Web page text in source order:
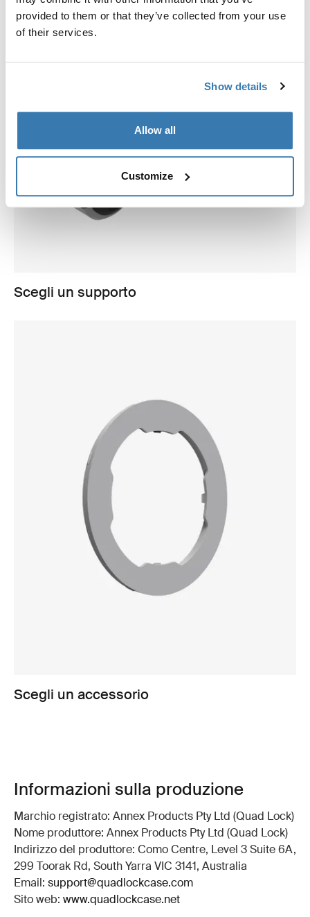
provided to them or that they’ve collected from your use
of their services.
Show details
Allow all
Customize
Scegli un supporto
Scegli un accessorio
Informazioni sulla produzione
Marchio registrato: Annex Products Pty Ltd (Quad Lock)
Nome produttore: Annex Products Pty Ltd (Quad Lock)
Indirizzo del produttore: Como Centre, Level 3 Suite 6A,
299 Toorak Rd, South Yarra VIC 3141, Australia
Email: support@quadlockcase.com
Sito web: www.quadlockcase.net